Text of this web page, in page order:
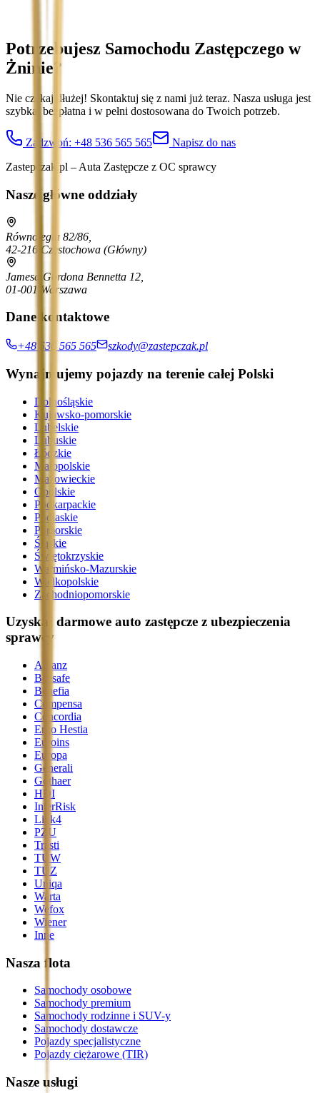
Potrzebujesz Samochodu Zastępczego w
Żninie ?
Nie czekaj dłużej! Skontaktuj się z nami już teraz. Nasza usługa jest
szybka, bezpłatna i w pełni dostosowana do Twoich potrzeb.
Zadzwoń: +48 536 565 565
Napisz do nas
Zastepczak.pl – Auta Zastępcze z OC sprawcy
Nasze główne oddziały
Równoległa 82/86,
42-216 Częstochowa (Główny)
Jamesa Gordona Bennetta 12,
01-001 Warszawa
Dane kontaktowe
+48 536 565 565 szkody@zastepczak.pl
Wynajmujemy pojazdy na terenie całej Polski
Dolnośląskie
Kujawsko-pomorskie
Lubelskie
Lubuskie
Łódzkie
Małopolskie
Mazowieckie
Opolskie
Podkarpackie
Podlaskie
Pomorskie
Śląskie
Świętokrzyskie
Warmińsko-Mazurskie
Wielkopolskie
Zachodniopomorskie
Uzyskaj darmowe auto zastępcze z ubezpieczenia
sprawcy
Allianz
Beesafe
Benefia
Compensa
Concordia
Ergo Hestia
Euroins
Europa
Generali
Gothaer
HDI
InterRisk
Link4
PZU
Trasti
TUW
TUZ
Uniqa
Warta
Wefox
Wiener
Inne
Nasza flota
Samochody osobowe
Samochody premium
Samochody rodzinne i SUV-y
Samochody dostawcze
Pojazdy specjalistyczne
Pojazdy ciężarowe (TIR)
Nasze usługi